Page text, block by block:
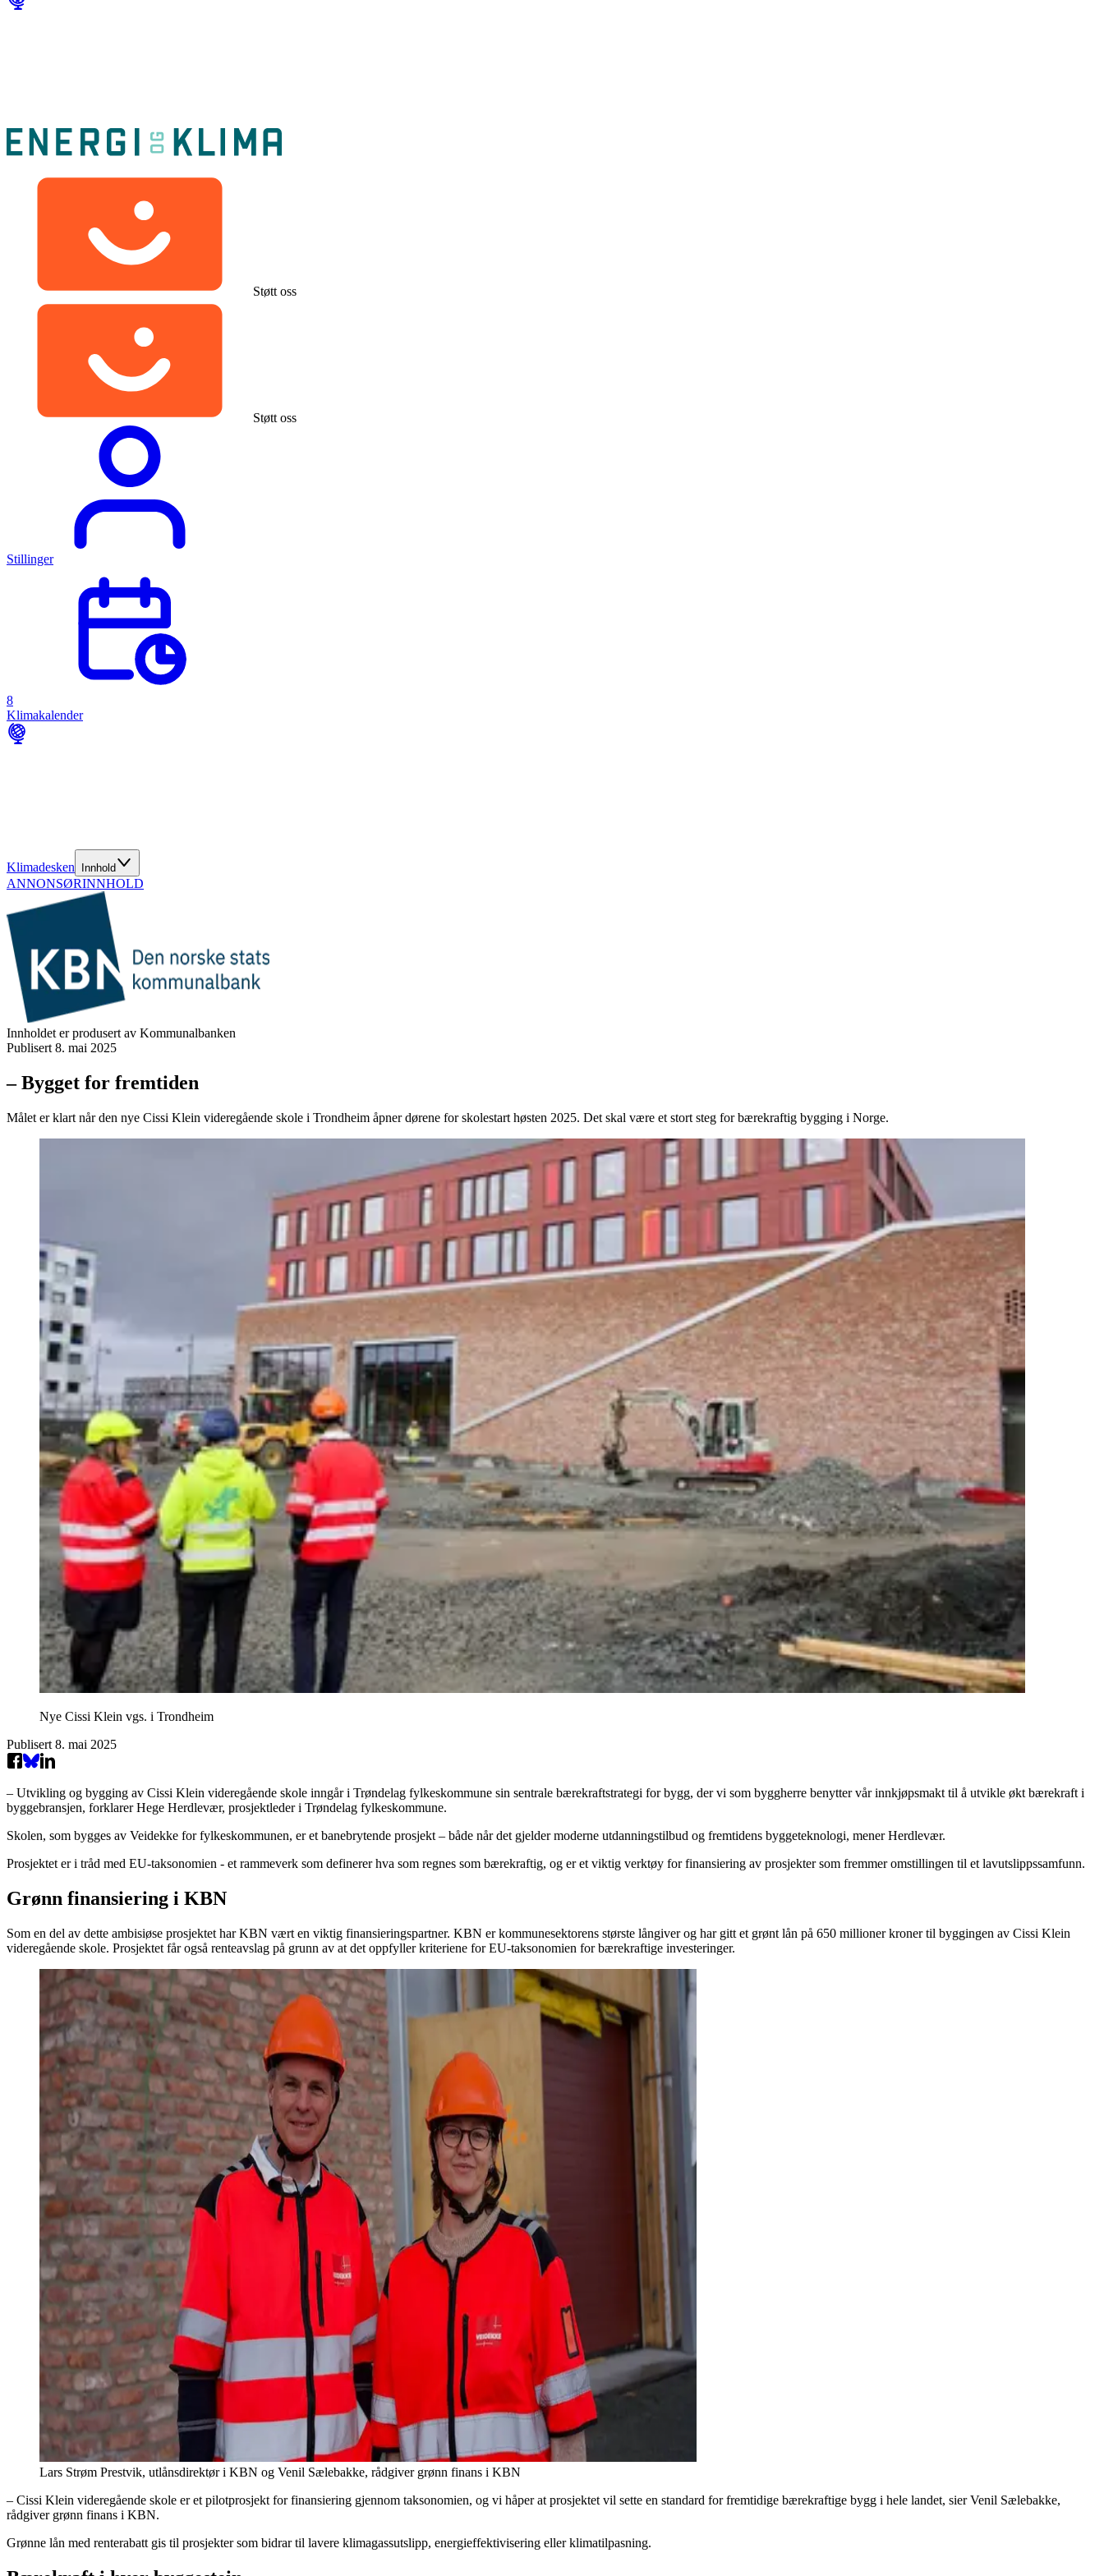
Støtt oss
Støtt oss
Stillinger
8
Klimakalender
Klimadesken Innhold
ANNONSØRINNHOLD
Innholdet er produsert av Kommunalbanken
Publisert 8. mai 2025
– Bygget for fremtiden
Målet er klart når den nye Cissi Klein videregående skole i Trondheim åpner dørene for skolestart høsten 2025. Det skal være et stort steg for bærekraftig bygging i Norge.
Nye Cissi Klein vgs. i Trondheim
Publisert 8. mai 2025
– Utvikling og bygging av Cissi Klein videregående skole inngår i Trøndelag fylkeskommune sin sentrale bærekraftstrategi for bygg, der vi som byggherre benytter vår innkjøpsmakt til å utvikle økt bærekraft i
byggebransjen, forklarer Hege Herdlevær, prosjektleder i Trøndelag fylkeskommune.
Skolen, som bygges av Veidekke for fylkeskommunen, er et banebrytende prosjekt – både når det gjelder moderne utdanningstilbud og fremtidens byggeteknologi, mener Herdlevær.
Prosjektet er i tråd med EU-taksonomien - et rammeverk som definerer hva som regnes som bærekraftig, og er et viktig verktøy for finansiering av prosjekter som fremmer omstillingen til et lavutslippssamfunn.
Grønn finansiering i KBN
Som en del av dette ambisiøse prosjektet har KBN vært en viktig finansieringspartner. KBN er kommunesektorens største långiver og har gitt et grønt lån på 650 millioner kroner til byggingen av Cissi Klein
videregående skole. Prosjektet får også renteavslag på grunn av at det oppfyller kriteriene for EU-taksonomien for bærekraftige investeringer.
Lars Strøm Prestvik, utlånsdirektør i KBN og Venil Sælebakke, rådgiver grønn finans i KBN
– Cissi Klein videregående skole er et pilotprosjekt for finansiering gjennom taksonomien, og vi håper at prosjektet vil sette en standard for fremtidige bærekraftige bygg i hele landet, sier Venil Sælebakke,
rådgiver grønn finans i KBN.
Grønne lån med renterabatt gis til prosjekter som bidrar til lavere klimagassutslipp, energieffektivisering eller klimatilpasning.